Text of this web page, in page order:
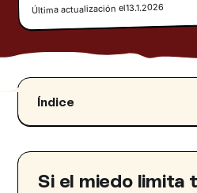
Última actualización el13.1.2026
Índice
¿Qué es la agorafobia?
Síntomas de la
Síntomas físicos de
Si el miedo limita